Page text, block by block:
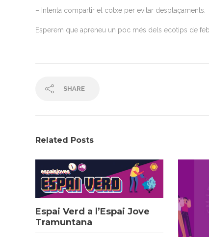
– Intenta compartir el cotxe per evitar desplaçaments.
Esperem que apreneu un poc més dels ecotips de
SHARE
Related Posts
Espai Verd a l’Espai Jove
Tramuntana